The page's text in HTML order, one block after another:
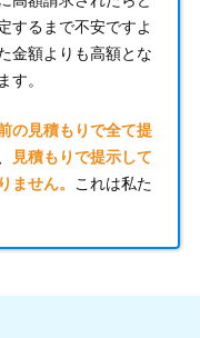
するまで不安ですよ
金額よりも高額とな
す。
の見積もりで全て提
見積もりで提示して
ません。
これは私た